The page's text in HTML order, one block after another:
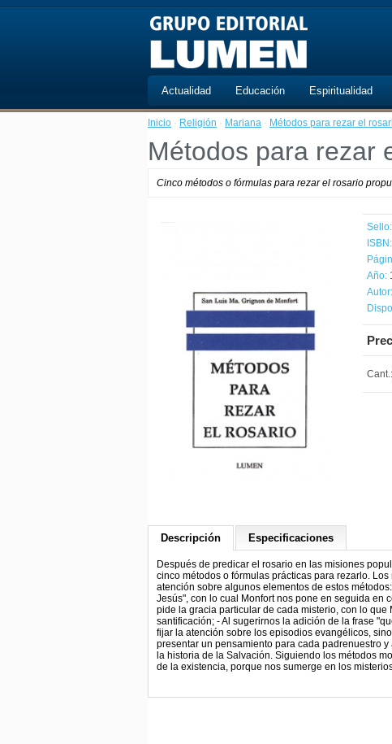
Actualidad Educación Espiritualidad
Inicio · Religión · Mariana · Métodos para rezar el
Métodos para rezar
Cinco métodos o fórmulas para rezar el rosario
Sello:
ISBN:
Año:
Autor:
Cant.:
Descripción Especificaciones
Después de predicar el rosario en las misiones
cinco métodos o fórmulas prácticas para rezarlo.
atención sobre algunos elementos de estos
Jesús", con lo cual Monfort nos pone en seguida en
pide la gracia particular de cada misterio, con lo
santificación; - Al sugerirnos la adición de la frase
fijar la atención sobre los episodios evangélicos,
presentar un pensamiento para cada padrenuestro
la historia de la Salvación. Siguiendo los métodos
de la existencia, porque nos sumerge en los